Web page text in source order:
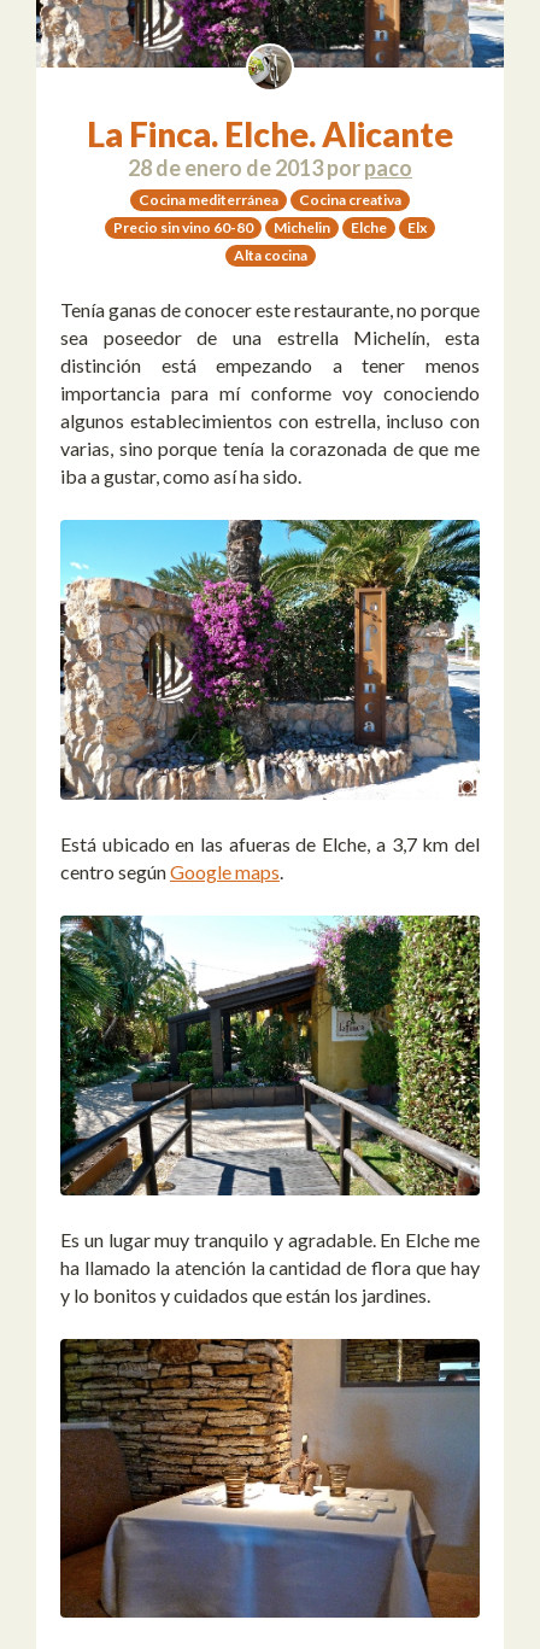
La Finca. Elche. Alicante
28 de enero de 2013porpaco
Cocina mediterránea
Cocina creativa
Precio sin vino 60-80
Michelin Elche
Elx
Alta cocina
Tenía ganas de conocer este restaurante, no porque
sea poseedor de una estrella Michelín, esta
distinción está empezando a tener menos
importancia para mí conforme voy conociendo
algunos establecimientos con estrella, incluso con
varias, sino porque tenía la corazonada de que me
iba a gustar, como así ha sido.
Está ubicado en las afueras de Elche, a 3,7 km del
centro segúnGoogle maps
Es un lugar muy tranquilo y agradable. En Elche me
ha llamado la atención la cantidad de flora que hay
y lo bonitos y cuidados que están los jardines.